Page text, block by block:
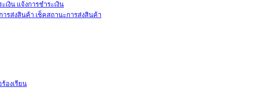
แจ้งการชำระเงิน
เช็คสถานะการส่งสินค้า
องเรียน